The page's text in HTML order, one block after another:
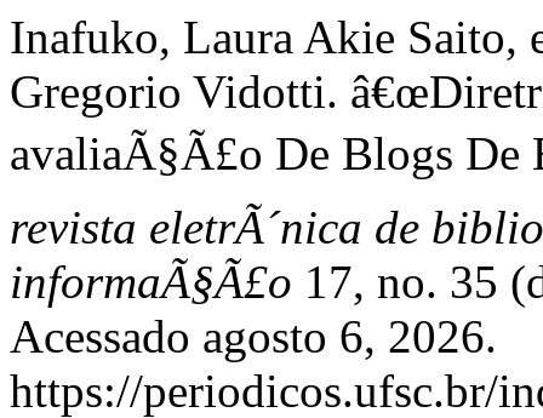
Inafuko, Laura Akie Saito,
Gregorio Vidotti.
avaliaÃ§Ã£o De Blogs De
revista eletrÃ´nica de
informaÃ§Ã£o 17, no. 35
Acessado agosto 6, 2026.
https://periodicos.ufsc.br/